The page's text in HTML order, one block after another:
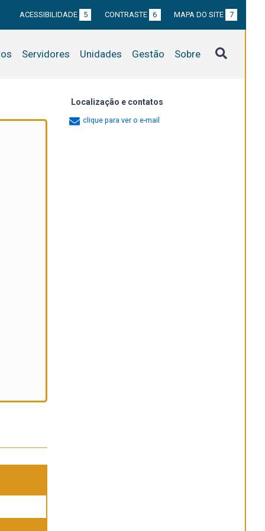
ACESSIBILIDADE 5 CONTRASTE 6 MAPA DO SITE 7
Servidores Unidades Gestão Sobre
Localização e contatos
clique para ver o e-mail